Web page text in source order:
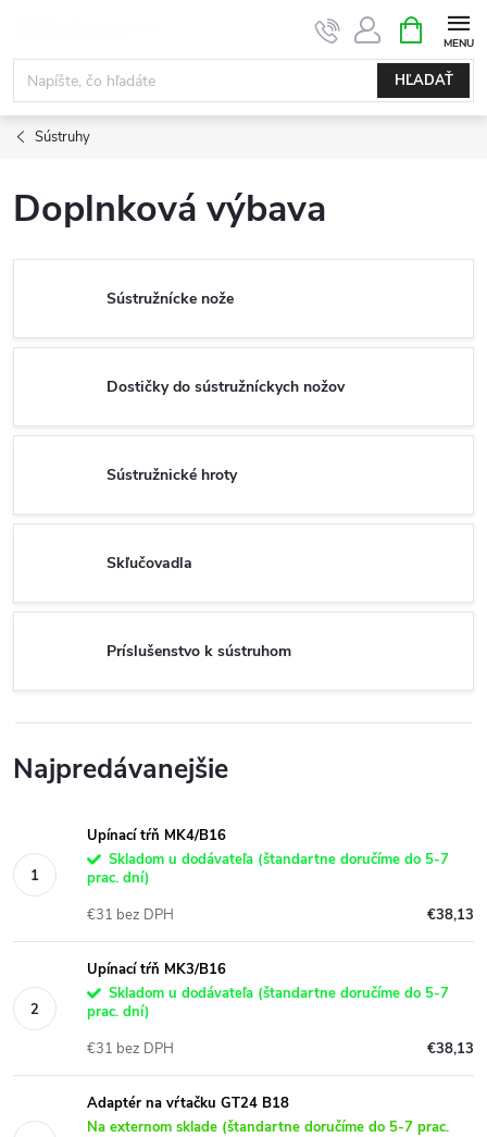
obsah
HĽADAŤ
KOŠÍK
Sústruhy
Doplnková výbava
Sústružnícke nože
Dostičky do sústružníckych nožov
Sústružnické hroty
Skľučovadla
Príslušenstvo k sústruhom
Najpredávanejšie
Upínací tŕň MK4/B16
Skladom u dodávateľa (štandartne doručíme do 5-7
prac. dní)
€38,13
€31 bez DPH
Upínací tŕň MK3/B16
Skladom u dodávateľa (štandartne doručíme do 5-7
prac. dní)
€38,13
€31 bez DPH
Adaptér na vŕtačku GT24 B18
Na externom sklade (štandartne doručíme do 5-7 prac.